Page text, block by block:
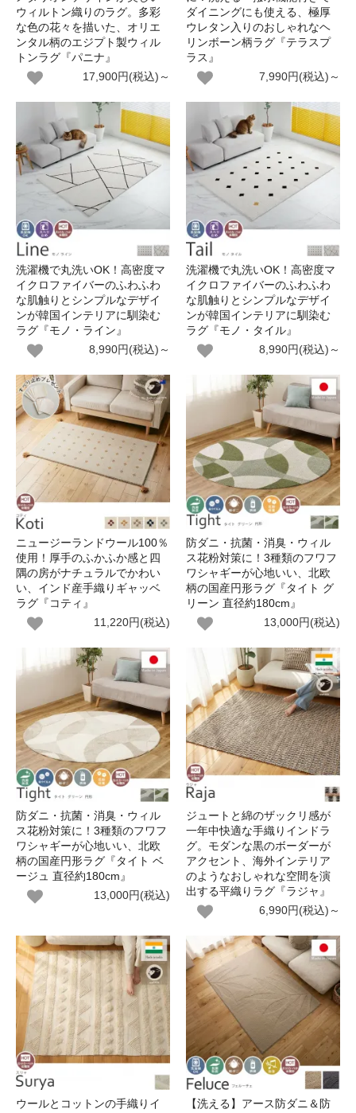
ウィルトン織りのラグ。多彩
な色の花々を描いた、オリエ
ンタル柄のエジプト製ウィル
トンラグ『パニナ』
17,900円(税込)～
ダイニングにも使える、極厚
ウレタン入りのおしゃれなヘ
リンボーン柄ラグ『テラスプ
ラス』
7,990円(税込)～
洗濯機で丸洗いOK！高密度マ
イクロファイバーのふわふわ
な肌触りとシンプルなデザイ
ンが韓国インテリアに馴染む
ラグ『モノ・ライン』
8,990円(税込)～
洗濯機で丸洗いOK！高密度マ
イクロファイバーのふわふわ
な肌触りとシンプルなデザイ
ンが韓国インテリアに馴染む
ラグ『モノ・タイル』
8,990円(税込)～
ニュージーランドウール100％
使用！厚手のふかふか感と四
隅の房がナチュラルでかわい
い、インド産手織りギャッベ
ラグ『コティ』
11,220円(税込)
防ダニ・抗菌・消臭・ウィル
ス花粉対策に！3種類のフワフ
ワシャギーが心地いい、北欧
柄の国産円形ラグ『タイト グ
リーン 直径約180cm』
13,000円(税込)
防ダニ・抗菌・消臭・ウィル
ス花粉対策に！3種類のフワフ
ワシャギーが心地いい、北欧
柄の国産円形ラグ『タイト ベ
ージュ 直径約180cm』
13,000円(税込)
ジュートと綿のザックリ感が
一年中快適な手織りインドラ
グ。モダンな黒のボーダーが
アクセント、海外インテリア
のようなおしゃれな空間を演
出する平織りラグ『ラジャ』
6,990円(税込)～
ウールとコットンの手織りイ
【洗える】アース防ダニ＆防